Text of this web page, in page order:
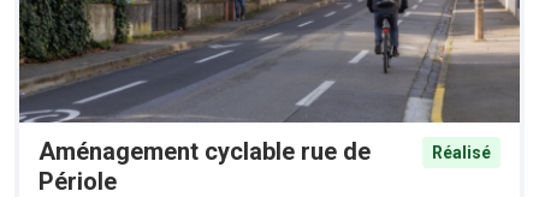
Aménagement cyclable rue de
Périole
Réalisé